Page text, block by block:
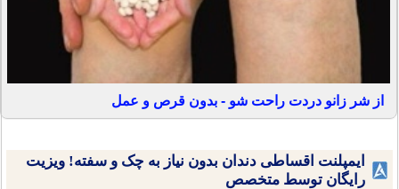
از شر زانو دردت راحت شو - بدون قرص و عمل
ایمپلنت اقساطی دندان بدون نیاز به چک و سفته! ویزیت
رایگان توسط متخصص